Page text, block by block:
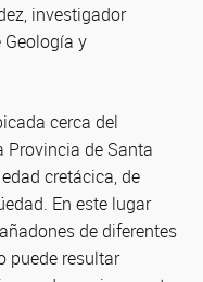
investigador
y
cerca del
Provincia de Santa
cretácica, de
En este lugar
de diferentes
puede resultar